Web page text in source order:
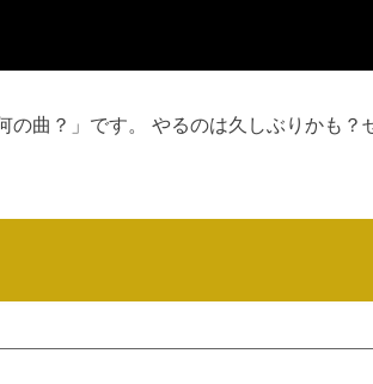
曲？」です。 やるのは久しぶりかも？